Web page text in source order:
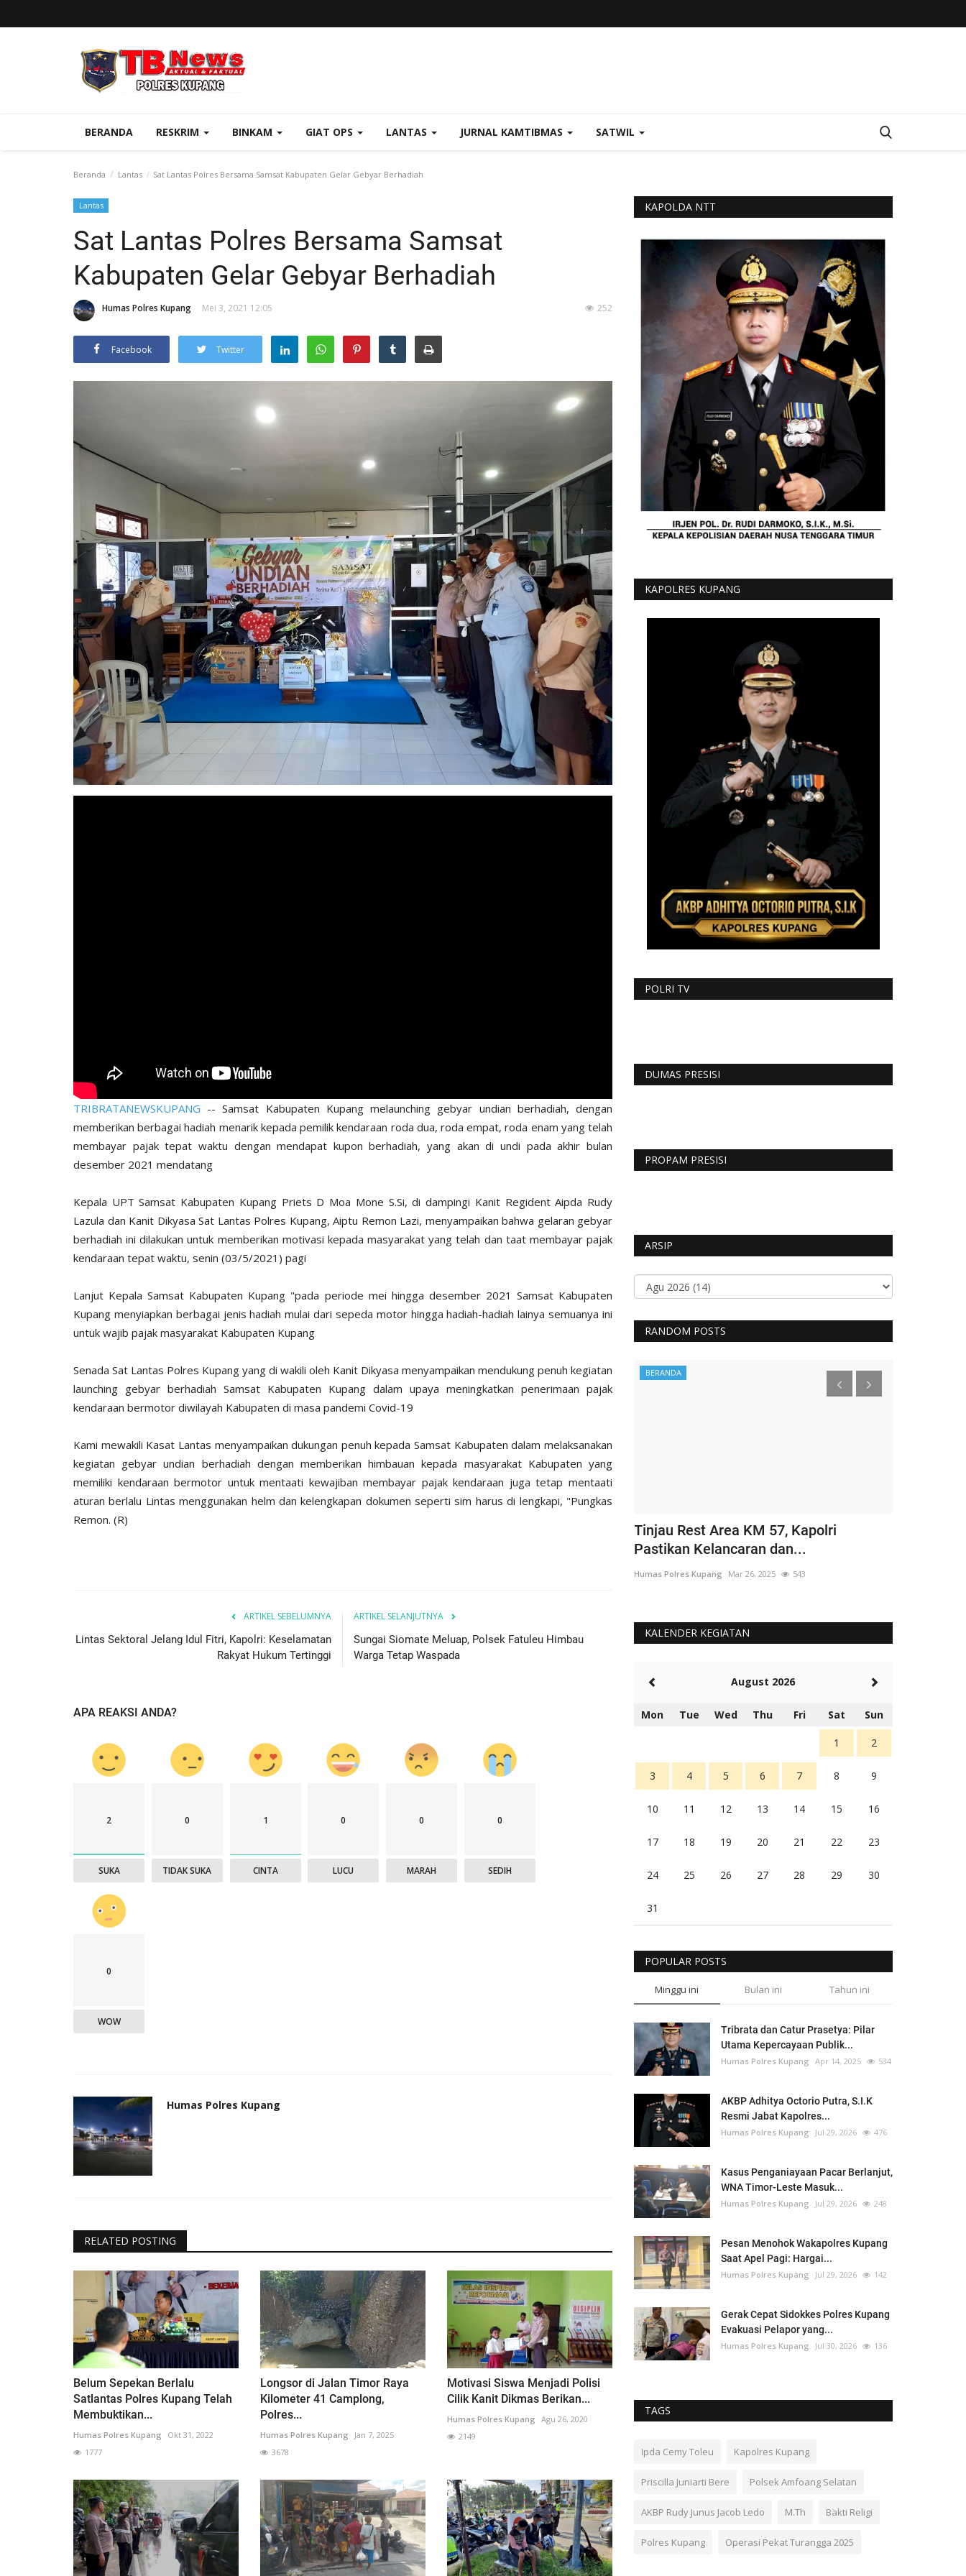
BERANDA RESKRIM BINKAM GIAT OPS LANTAS JURNAL KAMTIBMAS SATWIL
Beranda Lantas Sat Lantas Polres Bersama Samsat Kabupaten Gelar Gebyar Berhadiah
Lantas
Sat Lantas Polres Bersama Samsat
Kabupaten Gelar Gebyar Berhadiah
Humas Polres Kupang Mei 3, 2021 12:05 252
Facebook Twitter
TRIBRATANEWSKUPANG -- Samsat Kabupaten Kupang melaunching gebyar undian berhadiah, dengan
memberikan berbagai hadiah menarik kepada pemilik kendaraan roda dua, roda empat, roda enam yang telah
membayar pajak tepat waktu dengan mendapat kupon berhadiah, yang akan di undi pada akhir bulan
desember 2021 mendatang
Kepala UPT Samsat Kabupaten Kupang Priets D Moa Mone S.Si, di dampingi Kanit Regident Aipda Rudy
Lazula dan Kanit Dikyasa Sat Lantas Polres Kupang, Aiptu Remon Lazi, menyampaikan bahwa gelaran gebyar
berhadiah ini dilakukan untuk memberikan motivasi kepada masyarakat yang telah dan taat membayar pajak
kendaraan tepat waktu, senin (03/5/2021) pagi
Lanjut Kepala Samsat Kabupaten Kupang "pada periode mei hingga desember 2021 Samsat Kabupaten
Kupang menyiapkan berbagai jenis hadiah mulai dari sepeda motor hingga hadiah-hadiah lainya semuanya ini
untuk wajib pajak masyarakat Kabupaten Kupang
Senada Sat Lantas Polres Kupang yang di wakili oleh Kanit Dikyasa menyampaikan mendukung penuh kegiatan
launching gebyar berhadiah Samsat Kabupaten Kupang dalam upaya meningkatkan penerimaan pajak
kendaraan bermotor diwilayah Kabupaten di masa pandemi Covid-19
Kami mewakili Kasat Lantas menyampaikan dukungan penuh kepada Samsat Kabupaten dalam melaksanakan
kegiatan gebyar undian berhadiah dengan memberikan himbauan kepada masyarakat Kabupaten yang
memiliki kendaraan bermotor untuk mentaati kewajiban membayar pajak kendaraan juga tetap mentaati
aturan berlalu Lintas menggunakan helm dan kelengkapan dokumen seperti sim harus di lengkapi, "Pungkas
Remon. (R)
ARTIKEL SEBELUMNYA
Lintas Sektoral Jelang Idul Fitri, Kapolri: Keselamatan
Rakyat Hukum Tertinggi
ARTIKEL SELANJUTNYA
Sungai Siomate Meluap, Polsek Fatuleu Himbau
Warga Tetap Waspada
APA REAKSI ANDA?
2
SUKA
0
TIDAK SUKA
1
CINTA
0
LUCU
0
MARAH
0
SEDIH
0
WOW
Humas Polres Kupang
RELATED POSTING
Belum Sepekan Berlalu
Satlantas Polres Kupang Telah
Membuktikan...
Humas Polres Kupang
Okt 31, 2022
1777
Longsor di Jalan Timor Raya
Kilometer 41 Camplong,
Polres...
Humas Polres Kupang
Jan 7, 2025
3678
Motivasi Siswa Menjadi Polisi
Cilik Kanit Dikmas Berikan...
Humas Polres Kupang Agu 26, 2020
2149
KAPOLDA NTT
KAPOLRES KUPANG
POLRI TV
DUMAS PRESISI
PROPAM PRESISI
ARSIP
RANDOM POSTS
BERANDA
Kapolres kupang AKBP ALDINAN,
BERANDA BERANDA
Tinjau Rest Area KM 57, Kapolri
Pastikan Kelancaran dan...
Humas Polres Kupang Mar 26, 2025 543
KALENDER KEGIATAN
August 2026
Mon Tue Wed Thu Fri Sat Sun
1 2
3 4 5 6 7 8 9
10 11 12 13 14 15 16
17 18 19 20 21 22 23
24 25 26 27 28 29 30
31
POPULAR POSTS
Minggu ini Bulan ini Tahun ini
Tribrata dan Catur Prasetya: Pilar
Utama Kepercayaan Publik...
Humas Polres Kupang Apr 14, 2025 534
AKBP Adhitya Octorio Putra, S.I.K
Resmi Jabat Kapolres...
Humas Polres Kupang Jul 29, 2026 476
Kasus Penganiayaan Pacar Berlanjut,
WNA Timor-Leste Masuk...
Humas Polres Kupang Jul 29, 2026 248
Pesan Menohok Wakapolres Kupang
Saat Apel Pagi: Hargai...
Humas Polres Kupang Jul 29, 2026 142
Gerak Cepat Sidokkes Polres Kupang
Evakuasi Pelapor yang...
Humas Polres Kupang Jul 30, 2026 136
TAGS
Ipda Cemy Toleu Kapolres Kupang
Priscilla Juniarti Bere Polsek Amfoang Selatan
AKBP Rudy Junus Jacob Ledo M.Th Bakti Religi
Polres Kupang Operasi Pekat Turangga 2025